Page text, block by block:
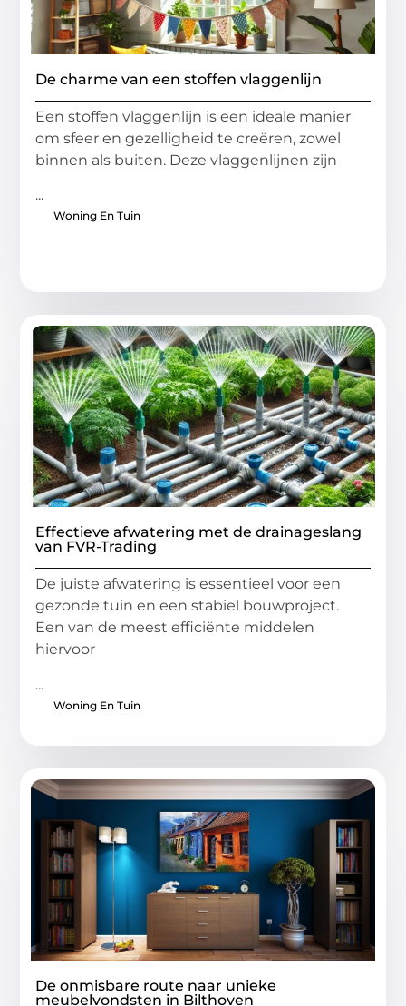
De charme van een stoffen vlaggenlijn
Een stoffen vlaggenlijn is een ideale manier
om sfeer en gezelligheid te creëren, zowel
binnen als buiten. Deze vlaggenlijnen zijn
...
Woning En Tuin
Effectieve afwatering met de drainageslang
van FVR-Trading
De juiste afwatering is essentieel voor een
gezonde tuin en een stabiel bouwproject.
Een van de meest efficiënte middelen
hiervoor
...
Woning En Tuin
De onmisbare route naar unieke
meubelvondsten in Bilthoven